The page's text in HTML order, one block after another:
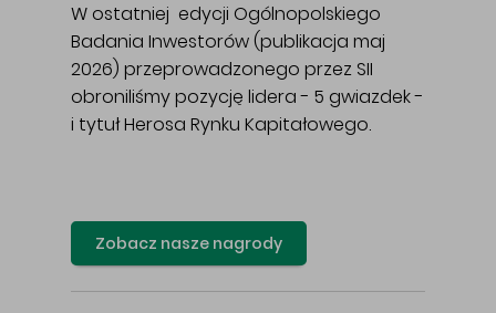
W ostatniej edycji Ogólnopolskiego
Badania Inwestorów (publikacja maj
2026) przeprowadzonego przez SII
obroniliśmy pozycję lidera - 5 gwiazdek -
i tytuł Herosa Rynku Kapitałowego.
Zobacz nasze nagrody